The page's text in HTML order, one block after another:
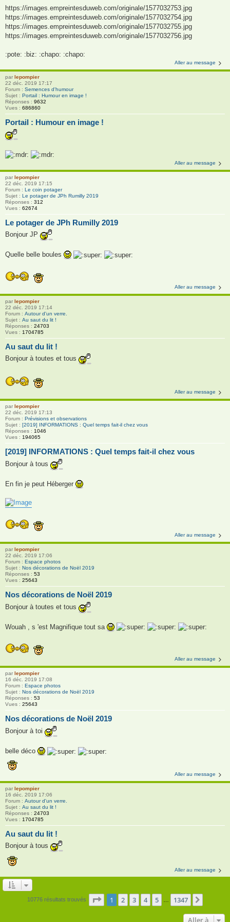
https://images.empreintesduweb.com/originale/1577032753.jpg
https://images.empreintesduweb.com/originale/1577032754.jpg
https://images.empreintesduweb.com/originale/1577032755.jpg
https://images.empreintesduweb.com/originale/1577032756.jpg
:pote: :biz: :chapo: :chapo:
Aller au message
par lepompier
22 déc. 2019 17:17
Forum : Semences d'humour
Sujet : Portail : Humour en image !
Réponses : 9632
Vues : 686860
Portail : Humour en image !
Aller au message
par lepompier
22 déc. 2019 17:15
Forum : Le coin potager
Sujet : Le potager de JPh Rumilly 2019
Réponses : 312
Vues : 62674
Le potager de JPh Rumilly 2019
Bonjour JP
Quelle belle boules
Aller au message
par lepompier
22 déc. 2019 17:14
Forum : Autour d'un verre.
Sujet : Au saut du lit !
Réponses : 24703
Vues : 1704785
Au saut du lit !
Bonjour à toutes et tous
Aller au message
par lepompier
22 déc. 2019 17:13
Forum : Prévisions et observations
Sujet : [2019] INFORMATIONS : Quel temps fait-il chez vous
Réponses : 1046
Vues : 194065
[2019] INFORMATIONS : Quel temps fait-il chez vous
Bonjour à tous
En fin je peut Héberger
Aller au message
par lepompier
22 déc. 2019 17:06
Forum : Espace photos
Sujet : Nos décorations de Noël 2019
Réponses : 53
Vues : 25643
Nos décorations de Noël 2019
Bonjour à toutes et tous
Wouah , s 'est Magnifique tout sa
Aller au message
par lepompier
16 déc. 2019 17:08
Forum : Espace photos
Sujet : Nos décorations de Noël 2019
Réponses : 53
Vues : 25643
Nos décorations de Noël 2019
Bonjour à toi
belle déco
Aller au message
par lepompier
16 déc. 2019 17:06
Forum : Autour d'un verre.
Sujet : Au saut du lit !
Réponses : 24703
Vues : 1704785
Au saut du lit !
Bonjour à tous
Aller au message
10776 résultats trouvés Page 1sur1347
1 2 3 4 5 1347
Aller à